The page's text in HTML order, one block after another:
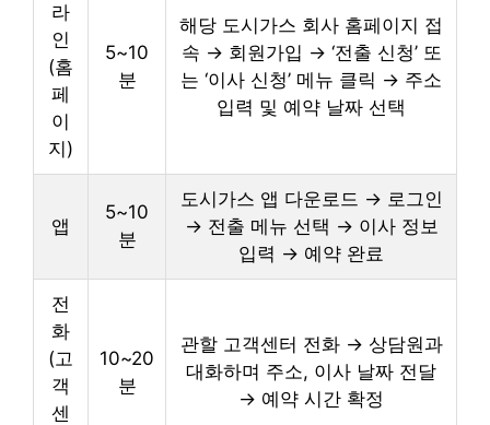
라
인
(홈
페
이
지)
5~10
분
해당 도시가스 회사 홈페이지 접
속 → 회원가입 → ‘전출 신청’ 또
는 ‘이사 신청’ 메뉴 클릭 → 주소
입력 및 예약 날짜 선택
앱
5~10
분
도시가스 앱 다운로드 → 로그인
→ 전출 메뉴 선택 → 이사 정보
입력 → 예약 완료
전
화
(고
객
센
10~20
분
관할 고객센터 전화 → 상담원과
대화하며 주소, 이사 날짜 전달
→ 예약 시간 확정